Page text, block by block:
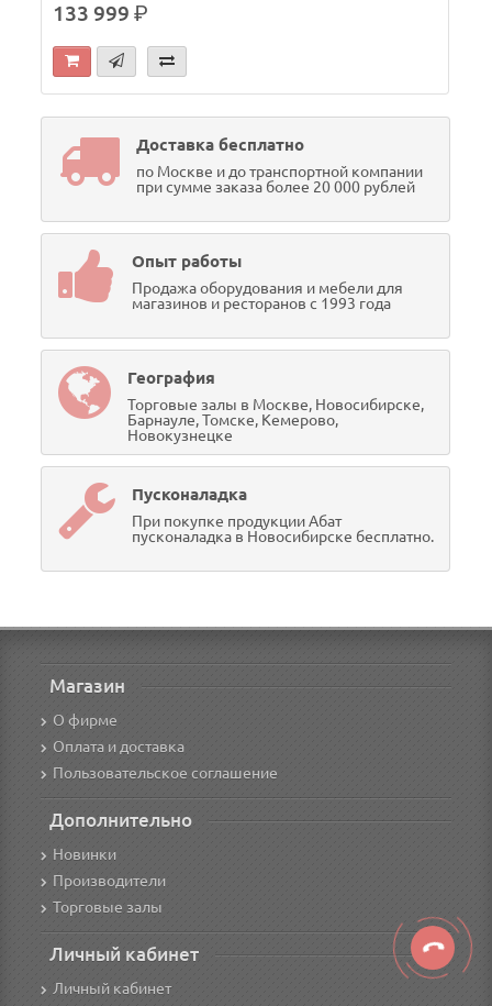
133 999р.
Доставка бесплатно
по Москве и до транспортной компании
при сумме заказа более 20 000 рублей
Опыт работы
Продажа оборудования и мебели для
магазинов и ресторанов с 1993 года
География
Торговые залы в Москве, Новосибирске,
Барнауле, Томске, Кемерово,
Новокузнецке
Пусконаладка
При покупке продукции Абат
пусконаладка в Новосибирске бесплатно.
Магазин
О фирме
Оплата и доставка
Пользовательское соглашение
Дополнительно
Новинки
Производители
Торговые залы
Личный кабинет
Личный кабинет